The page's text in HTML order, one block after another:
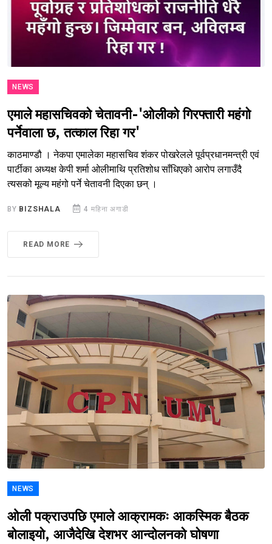
NEWS
एमाले महासचिवको चेतावनी-'ओलीको गिरफ्तारी महंगो
पर्नेवाला छ, तत्काल रिहा गर'
काठमाण्डौ । नेकपा एमालेका महासचिव शंकर पोखरेलले पूर्वप्रधानमन्त्री एवं
पार्टीका अध्यक्ष केपी शर्मा ओलीमाथि प्रतिशोध साँधिएको आरोप लगाउँदै
त्यसको मूल्य महंगो पर्ने चेतावनी दिएका छन् ।
BY BIZSHALA 4 महिना अगाडी
READ MORE
NEWS
ओली पक्राउपछि एमाले आक्रामकः आकस्मिक बैठक
बोलाइयो, आजैदेखि देशभर आन्दोलनको घोषणा